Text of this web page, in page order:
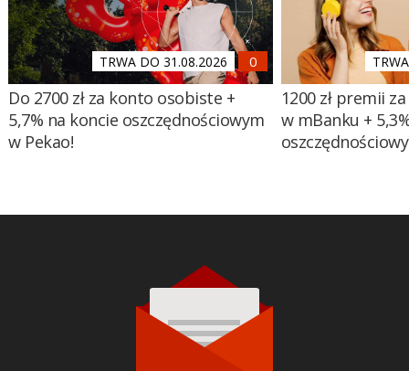
TRWA DO 31.08.2026
Do 2700 zł za konto osobiste +
5,7% na koncie oszczędnościowym
w Pekao!
1200 zł premii
w mBanku +